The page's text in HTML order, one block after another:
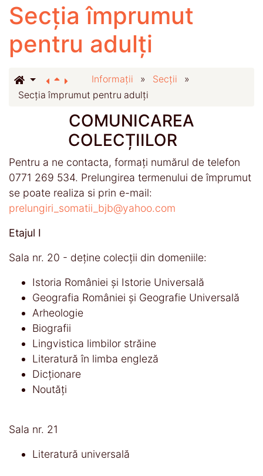
Secția împrumut
pentru adulți
Informații » Secții
»
Secția împrumut pentru adulți
COMUNICAREA
COLECȚIILOR
Pentru a ne contacta, formaţi numărul de telefon
0771 269 534. Prelungirea termenului de împrumut
se poate realiza si prin e-mail:
prelungiri_somatii_bjb@yahoo.com
Etajul I
Sala nr. 20 - deține colecții din domeniile:
Istoria României și Istorie Universală
Geografia României și Geografie Universală
Arheologie
Biografii
Lingvistica limbilor străine
Literatură în limba engleză
Dicționare
Noutăți
Sala nr. 21
Literatură universală